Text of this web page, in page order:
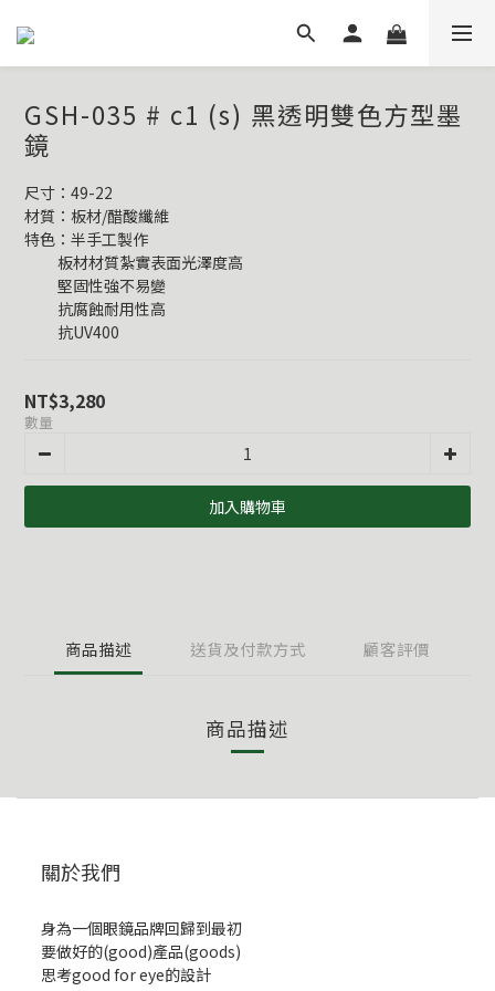
GSH-035 # c1 (s) 黑透明雙色方型墨
鏡
尺寸：49-22
材質：板材/醋酸纖維
特色：半手工製作
          板材材質紮實表面光澤度高
          堅固性強不易變
          抗腐蝕耐用性高
          抗UV400
NT$3,280
數量
加入購物車
商品描述 送貨及付款方式 顧客評價
商品描述
關於我們
身為一個眼鏡品牌回歸到最初
要做好的(good)產品(goods)
思考good for eye的設計